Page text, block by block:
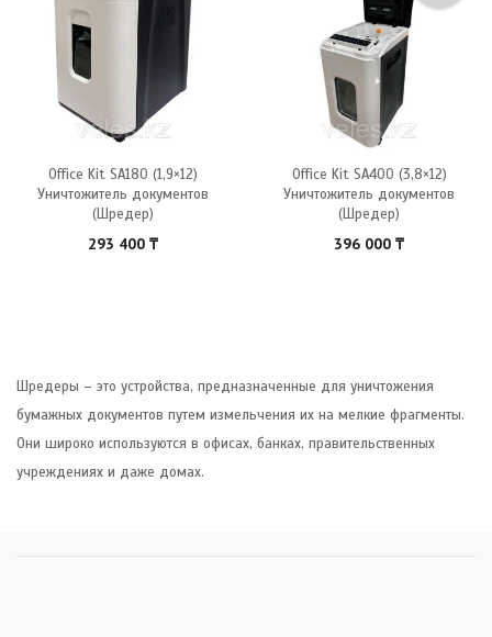
Office Kit SA180 (1,9×12)
Уничтожитель документов
(Шредер)
293 400 ₸
Office Kit SA400 (3,8×12)
Уничтожитель документов
(Шредер)
396 000 ₸
Шредеры – это устройства, предназначенные для уничтожения
бумажных документов путем измельчения их на мелкие фрагменты.
Они широко используются в офисах, банках, правительственных
учреждениях и даже домах.